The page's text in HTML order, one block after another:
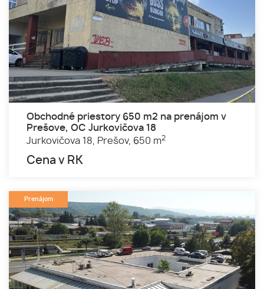
Obchodné priestory 650 m2 na prenájom v
Prešove, OC Jurkovičova 18
Jurkovičova 18,
Prešov, 650 m2
Cena v RK
Prenájom